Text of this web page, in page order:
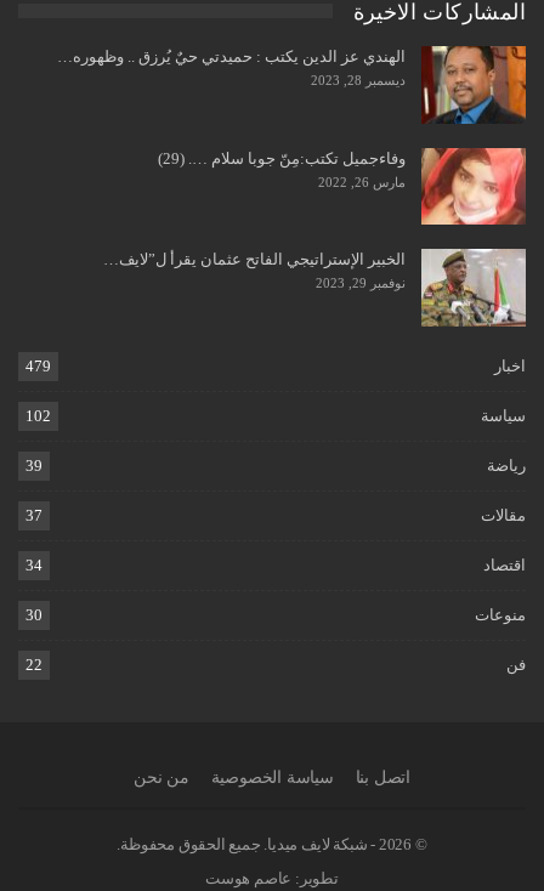
المشاركات الاخيرة
الهندي عز الدين يكتب : حميدتي حيٌ يُرزق .. وظهوره…
ديسمبر 28, 2023
وفاءجميل تكتب:مِنّ جوبا سلام …. (29)
مارس 26, 2022
الخبير الإستراتيجي الفاتح عثمان يقرأ ل”لايف…
نوفمبر 29, 2023
اخبار 479
سياسة 102
رياضة 39
مقالات 37
اقتصاد 34
منوعات 30
فن 22
اتصل بنا سياسة الخصوصية من نحن
© 2026 - شبكة لايف ميديا. جميع الحقوق محفوظة.
تطوير: عاصم هوست